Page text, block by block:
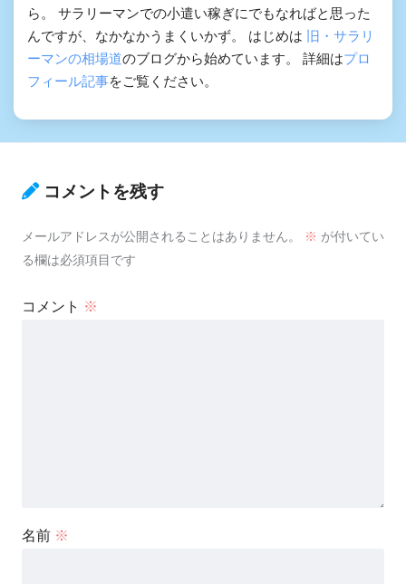
ら。 サラリーマンでの小遣い稼ぎにでもなればと思った
んですが、なかなかうまくいかず。 はじめは 旧・サラリ
ーマンの相場道のブログから始めています。 詳細はプロ
フィール記事をご覧ください。
コメントを残す
メールアドレスが公開されることはありません。 ※ が付いてい
る欄は必須項目です
コメント ※
名前 ※